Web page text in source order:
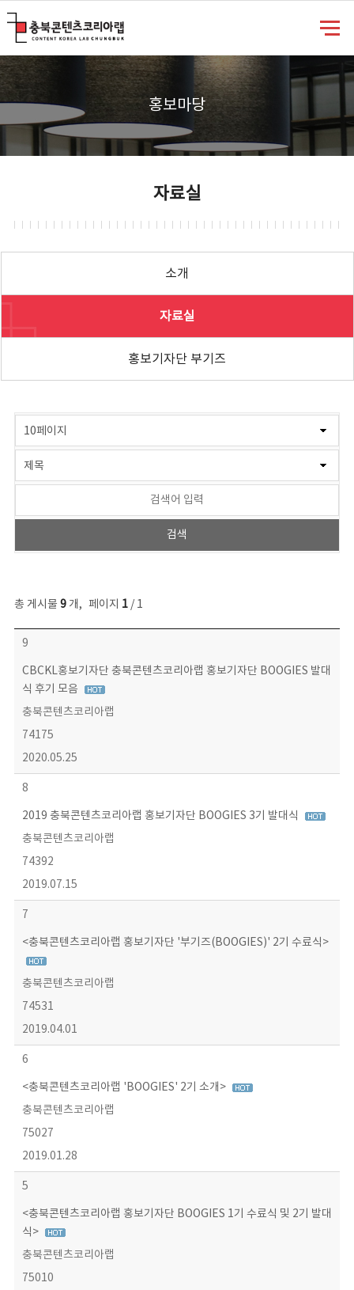
홍보마당
자료실
소개
자료실
홍보기자단 부기즈
총 게시물 9개, 페이지 1/ 1
운영자료실 목록 - 번호, 제목, 작성자, 파일, 조회수, 작성일 정보 제공
9
CBCKL홍보기자단 충북콘텐츠코리아랩 홍보기자단 BOOGIES 발대
식 후기 모음
충북콘텐츠코리아랩
74175
2020.05.25
8
2019 충북콘텐츠코리아랩 홍보기자단 BOOGIES 3기 발대식
충북콘텐츠코리아랩
74392
2019.07.15
7
<충북콘텐츠코리아랩 홍보기자단 '부기즈(BOOGIES)' 2기 수료식>
충북콘텐츠코리아랩
74531
2019.04.01
6
<충북콘텐츠코리아랩 'BOOGIES' 2기 소개>
충북콘텐츠코리아랩
75027
2019.01.28
5
<충북콘텐츠코리아랩 홍보기자단 BOOGIES 1기 수료식 및 2기 발대
식>
충북콘텐츠코리아랩
75010